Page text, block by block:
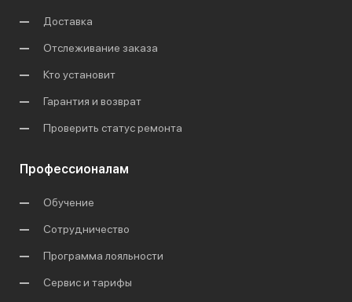
Доставка
Отслеживание заказа
Кто установит
Гарантия и возврат
Проверить статус ремонта
Профессионалам
Обучение
Сотрудничество
Программа лояльности
Сервис и тарифы